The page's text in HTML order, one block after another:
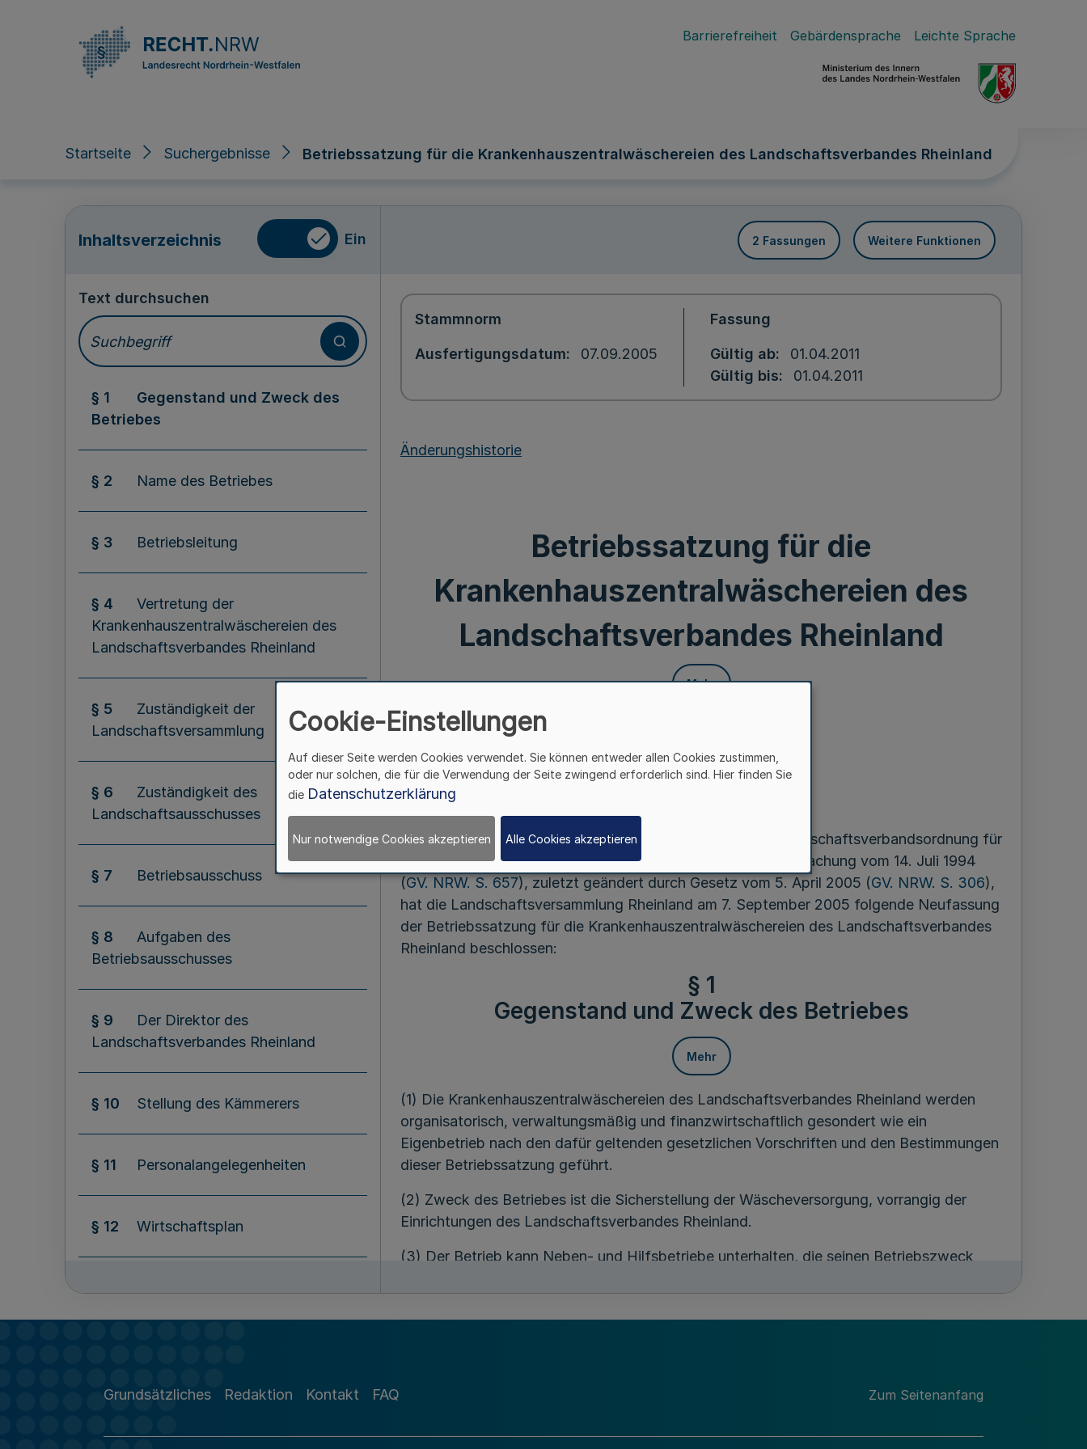
Barrierefreiheit Gebärdensprache Leichte Sprache
Startseite Suchergebnisse Betriebssatzung für die Krankenhauszentralwäschereien des Landschaftsverbandes Rheinland
Inhaltsverzeichnis Ein 2 Fassungen Weitere Funktionen
Text durchsuchen
§ 1
Gegenstand und Zweck des
Betriebes
§ 2 Name des Betriebes
§ 3 Betriebsleitung
§ 4
Vertretung der
Krankenhauszentralwäschereien des
Landschaftsverbandes Rheinland
§ 5
Zuständigkeit der
Landschaftsversammlung
§ 6
Zuständigkeit des
Landschaftsausschusses
§ 7 Betriebsausschuss
§ 8
Aufgaben des
Betriebsausschusses
§ 9
Der Direktor des
Landschaftsverbandes Rheinland
§ 10 Stellung des Kämmerers
§ 11 Personalangelegenheiten
§ 12 Wirtschaftsplan
§ 15 Stammkapital
Stammnorm
Ausfertigungsdatum 07.09.2005
Fassung
Gültig ab
01.04.2011
Gültig bis
01.04.2011
Änderungshistorie
Betriebssatzung für die
Krankenhauszentralwäschereien des
Landschaftsverbandes Rheinland
Mehr
Aufgrund von § 6 Abs. 1 und § 7 Abs. 1 Buchstabe d der Landschaftsverbandsordnung für
das Land Nordrhein-Westfalen in der Fassung der Bekanntmachung vom 14. Juli 1994
(GV. NRW. S. 657), zuletzt geändert durch Gesetz vom 5. April 2005 (GV. NRW. S. 306),
hat die Landschaftsversammlung Rheinland am 7. September 2005 folgende Neufassung
der Betriebssatzung für die Krankenhauszentralwäschereien des Landschaftsverbandes
Rheinland beschlossen:
§ 1
Gegenstand und Zweck des Betriebes
Mehr
(1) Die Krankenhauszentralwäschereien des Landschaftsverbandes Rheinland werden
organisatorisch, verwaltungsmäßig und finanzwirtschaftlich gesondert wie ein
Eigenbetrieb nach den dafür geltenden gesetzlichen Vorschriften und den Bestimmungen
dieser Betriebssatzung geführt.
(2) Zweck des Betriebes ist die Sicherstellung der Wäscheversorgung, vorrangig der
Einrichtungen des Landschaftsverbandes Rheinland.
(3) Der Betrieb kann Neben- und Hilfsbetriebe unterhalten, die seinen Betriebszweck
§ 2
Grundsätzliches Redaktion Kontakt FAQ Zum Seitenanfang
Cookie-Einstellungen
Auf dieser Seite werden Cookies verwendet. Sie können entweder allen Cookies zustimmen,
oder nur solchen, die für die Verwendung der Seite zwingend erforderlich sind. Hier finden Sie
die Datenschutzerklärung
Nur notwendige Cookies akzeptieren Alle Cookies akzeptieren